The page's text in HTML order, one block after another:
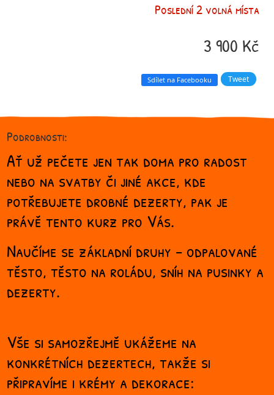
Poslední 2 volná místa
3 900 Kč
Sdílet na Facebooku Tweet
Podrobnosti:
Ať už pečete jen tak doma pro radost
nebo na svatby či jiné akce, kde
potřebujete drobné dezerty, pak je
právě tento kurz pro Vás.
Naučíme se základní druhy - odpalované
těsto, těsto na roládu, sníh na pusinky a
dezerty.
Vše si samozřejmě ukážeme na
konkrétních dezertech, takže si
připravíme i krémy a dekorace: